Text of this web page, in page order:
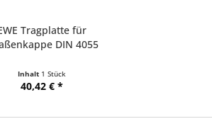
Tragplatte für
DIN 4055
Inhalt 1 Stück
40,42 € *